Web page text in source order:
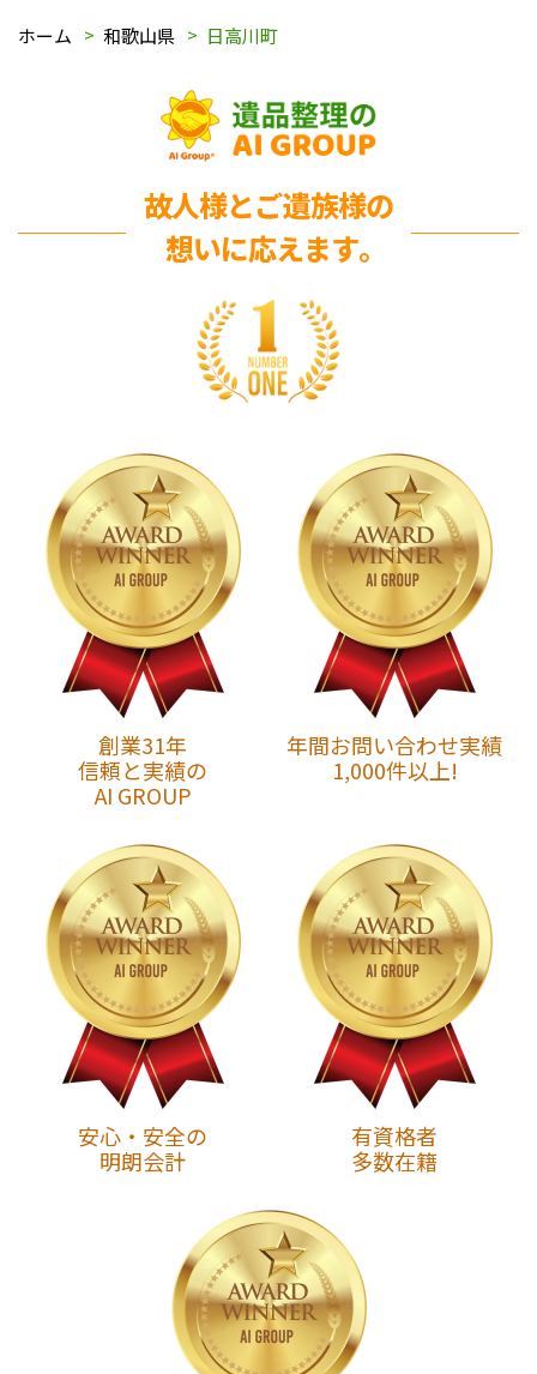
ホーム 和歌山県 日高川町
故人様とご遺族様の
想いに応えます｡
創業31年
信頼と実績の
AI GROUP
年間お問い合わせ実績
1,000件以上!
安心・安全の
明朗会計
有資格者
多数在籍